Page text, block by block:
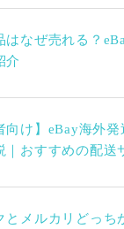
はなぜ売れる？
介
向け】eBay海外
｜おすすめの配送
とメルカリどっち